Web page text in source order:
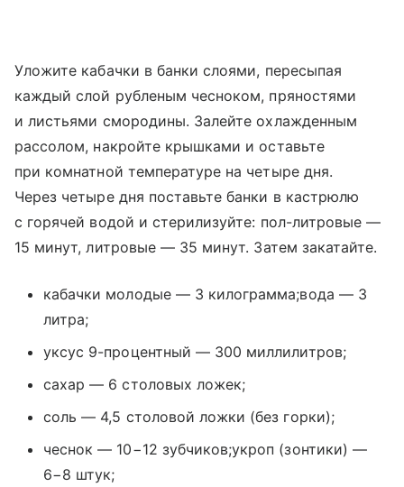
Уложите кабачки в банки слоями, пересыпая
каждый слой рубленым чесноком, пряностями
и листьями смородины. Залейте охлажденным
рассолом, накройте крышками и оставьте
при комнатной температуре на четыре дня.
Через четыре дня поставьте банки в кастрюлю
с горячей водой и стерилизуйте: пол-литровые —
15 минут, литровые — 35 минут. Затем закатайте.
кабачки молодые — 3 килограмма;вода — 3
литра;
уксус 9-процентный — 300 миллилитров;
сахар — 6 столовых ложек;
соль — 4,5 столовой ложки (без горки);
чеснок — 10−12 зубчиков;укроп (зонтики) —
6−8 штук;